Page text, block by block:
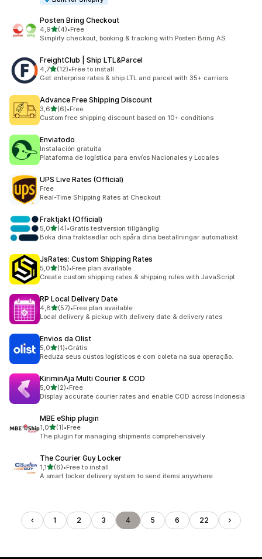
Posten Bring Checkout
4,9z 5 hvězd
(4)
Celkový počet recenzí: 4
•Free
Simplify checkout, booking & tracking with Posten Bring AS
FreightClub | Ship LTL&Parcel
4,7z 5 hvězd
(12)
Celkový počet recenzí: 12
•Free to install
Get enterprise rates & ship LTL and parcel with 35+ carriers
Advance Free Shipping Discount
3,6z 5 hvězd
(6)
Celkový počet recenzí: 6
•Free
Custom free shipping discount based on 10+ conditions
Enviatodo
Instalación gratuita
Plataforma de logística para envíos Nacionales y Locales
UPS Live Rates (Official)
Free
Real-Time Shipping Rates at Checkout
Fraktjakt (Official)
5,0z 5 hvězd
(4)
Celkový počet recenzí: 4
•Gratis testversion tillgänglig
Boka dina fraktsedlar och spåra dina beställningar automatiskt
JsRates: Custom Shipping Rates
5,0z 5 hvězd
(15)
Celkový počet recenzí: 15
•Free plan available
Create custom shipping rates & shipping rules with JavaScript.
RP Local Delivery Date
4,8z 5 hvězd
(57)
Celkový počet recenzí: 57
•Free plan available
Local delivery & pickup with delivery date & delivery rates
Envios da Olist
5,0z 5 hvězd
(1)
Celkový počet recenzí: 1
•Grátis
Reduza seus custos logísticos e com coleta na sua operação.
KiriminAja Multi Courier & COD
5,0z 5 hvězd
(2)
Celkový počet recenzí: 2
•Free
Display accurate courier rates and enable COD across Indonesia
MBE eShip plugin
1,0z 5 hvězd
(1)
Celkový počet recenzí: 1
•Free
The plugin for managing shipments comprehensively
The Courier Guy Locker
1,1z 5 hvězd
(6)
Celkový počet recenzí: 6
•Free to install
A smart locker delivery system to send items anywhere
1 2 3 4 5 6 22